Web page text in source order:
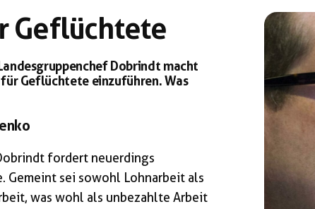
Geflüchtete
Dobrindt macht
Geflüchtete einzuführen. Was
fordert neuerdings
sei sowohl Lohnarbeit als
was wohl als unbezahlte Arbeit